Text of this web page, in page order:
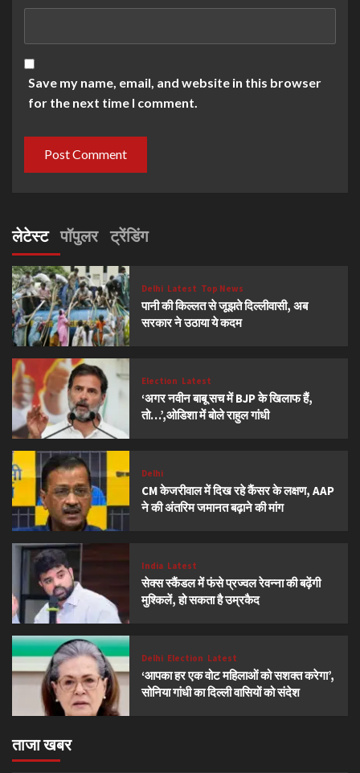
Save my name, email, and website in this browser
for the next time I comment.
लेटेस्ट पॉपुलर ट्रेंडिंग
Delhi Latest Top News
पानी की किल्लत से जूझते दिल्लीवासी, अब
सरकार ने उठाया ये कदम
Election Latest
‘अगर नवीन बाबू सच में BJP के खिलाफ हैं,
तो…’,ओडिशा में बोले राहुल गांधी
Delhi
CM केजरीवाल में दिख रहे कैंसर के लक्षण, AAP
ने की अंतरिम जमानत बढ़ाने की मांग
India Latest
सेक्स स्कैंडल में फंसे प्रज्वल रेवन्ना की बढ़ेंगी
मुश्किलें, हो सकता है उम्रकैद
Delhi Election Latest
‘आपका हर एक वोट महिलाओं को सशक्त करेगा’,
सोनिया गांधी का दिल्ली वासियों को संदेश
ताजा खबर